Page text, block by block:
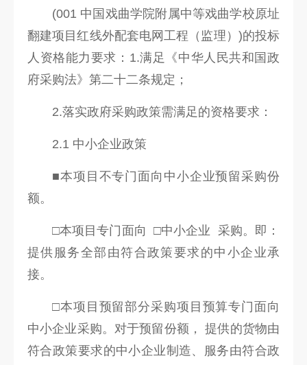
(001 中国戏曲学院附属中等戏曲学校原址
翻建项目红线外配套电网工程（监理）)的投标
人资格能力要求：1.满足《中华人民共和国政
府采购法》第二十二条规定；
2.落实政府采购政策需满足的资格要求：
2.1 中小企业政策
■本项目不专门面向中小企业预留采购份
额。
□本项目专门面向 □中小企业 采购。即：
提供服务全部由符合政策要求的中小企业承
接。
□本项目预留部分采购项目预算专门面向
中小企业采购。对于预留份额， 提供的货物由
符合政策要求的中小企业制造、服务由符合政